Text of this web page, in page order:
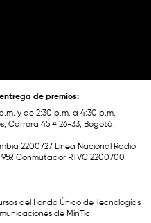
de premios:
y de 2:30 p.m. a 4:30 p.m.
Carrera 45 # 26-33, Bogotá.
2200727 Línea Nacional Radio
Conmutador RTVC 2200700
del Fondo Único de Tecnologías
de MinTic.